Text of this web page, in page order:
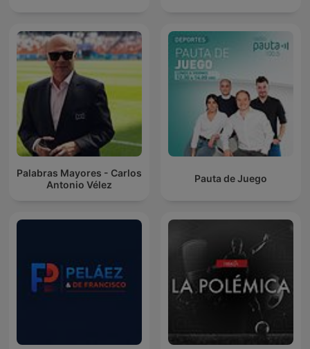
Palabras Mayores - Carlos
Antonio Vélez
Pauta de Juego